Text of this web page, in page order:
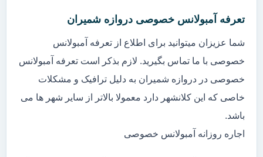
تعرفه آمبولانس خصوصی دروازه شمیران
شما عزیزان میتوانید برای اطلاع از تعرفه آمبولانس
خصوصی با ما تماس بگیرید. لازم بذکر است تعرفه آمبولانس
خصوصی در دروازه شمیران به دلیل ترافیک و مشکلات
خاصی که این کلانشهر دارد معمولا بالاتر از سایر شهر ها می
باشد.
اجاره روزانه آمبولانس خصوصی